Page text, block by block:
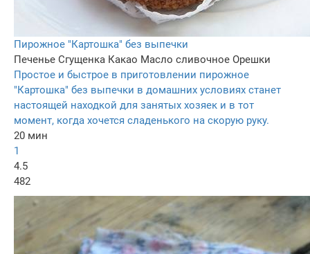
Пирожное "Картошка" без выпечки
Печенье Сгущенка Какао Масло сливочное Орешки
Простое и быстрое в приготовлении пирожное
"Картошка" без выпечки в домашних условиях станет
настоящей находкой для занятых хозяек и в тот
момент, когда хочется сладенького на скорую руку.
20 мин
1
4.5
482